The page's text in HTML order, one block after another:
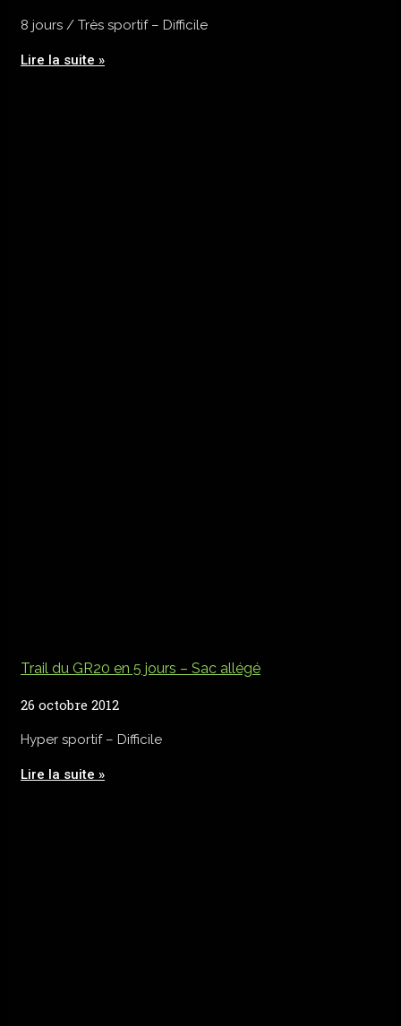
8 jours / Très sportif – Difficile
Lire la suite »
Trail du GR20 en 5 jours – Sac allégé
26 octobre 2012
Hyper sportif – Difficile
Lire la suite »